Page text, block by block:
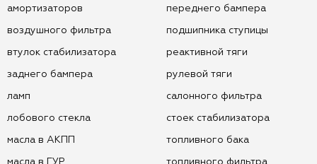
амортизаторов
воздушного фильтра
втулок стабилизатора
заднего бампера
ламп
лобового стекла
масла в АКПП
масла в ГУР
переднего бампера
подшипника ступицы
реактивной тяги
рулевой тяги
салонного фильтра
стоек стабилизатора
топливного бака
топливного фильтра